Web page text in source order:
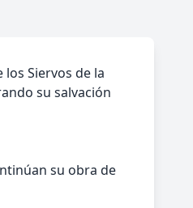
Siervos de la
su salvación
su obra de